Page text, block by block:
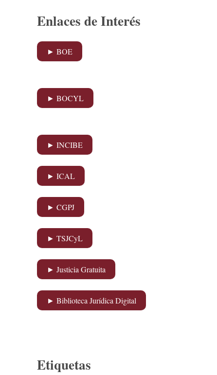
Enlaces de Interés
► BOE
► BOCYL
► INCIBE
► ICAL
► CGPJ
► TSJCyL
► Justicia Gratuita
► Biblioteca Jurídica Digital
Etiquetas